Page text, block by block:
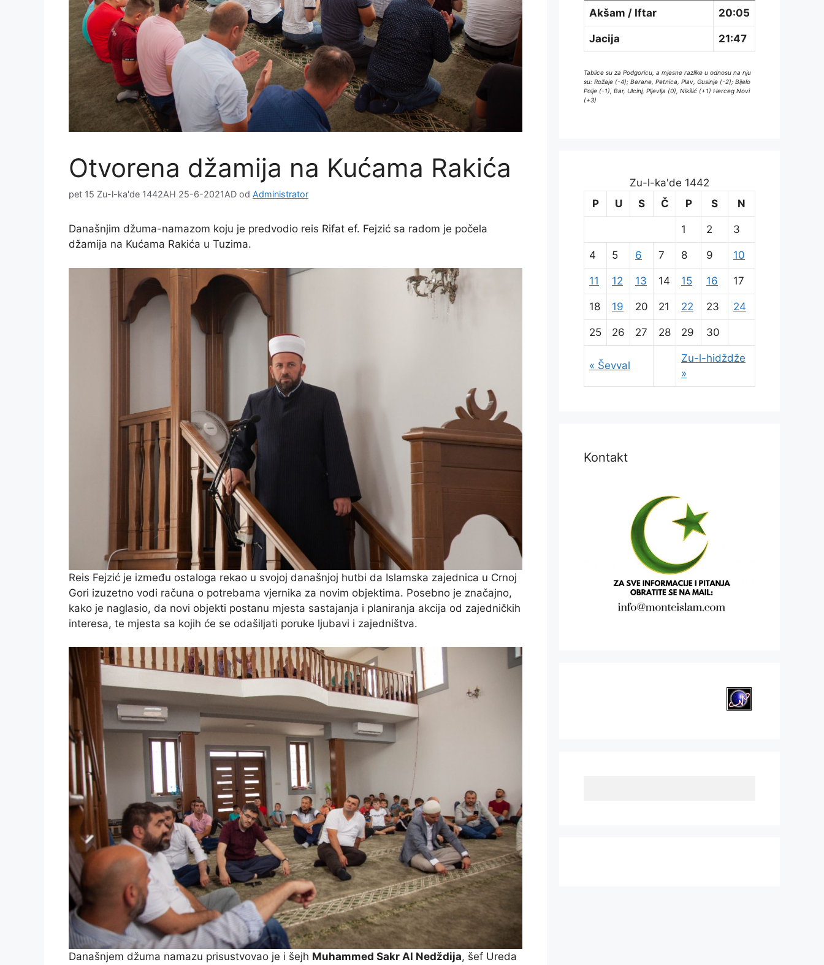
Otvorena džamija na Kućama Rakića
pet 15 Zu-l-ka'de 1442AH 25-6-2021AD od Administrator
Današnjim džuma-namazom koju je predvodio reis Rifat ef. Fejzić sa radom je počela
džamija na Kućama Rakića u Tuzima.
Reis Fejzić je između ostaloga rekao u svojoj današnjoj hutbi da Islamska zajednica u Crnoj
Gori izuzetno vodi računa o potrebama vjernika za novim objektima. Posebno je značajno,
kako je naglasio, da novi objekti postanu mjesta sastajanja i planiranja akcija od zajedničkih
interesa, te mjesta sa kojih će se odašiljati poruke ljubavi i zajedništva.
Današnjem džuma namazu prisustvovao je i šejh Muhammed Sakr Al Nedždija, šef Ureda
Akšam / Iftar 20:05
Jacija 21:47
Tablice su za Podgoricu, a mjesne razlike u odnosu na nju
su: Rožaje (-4); Berane, Petnica, Plav, Gusinje (-2); Bijelo
Polje (-1), Bar, Ulcinj, Pljevlja (0), Nikšić (+1) Herceg Novi
(+3)
Zu-l-ka'de 1442
P
U S Č P S N
« Ševval
Zu-l-hidždže
»
1 2 3
4 5 6 7 8 9 10
11 12 13 14 15 16 17
18 19 20 21 22 23 24
25 26 27 28 29 30
Kontakt